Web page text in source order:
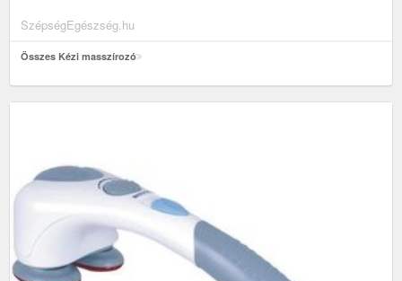
SzépségEgészség.hu
Összes Kézi masszírozó